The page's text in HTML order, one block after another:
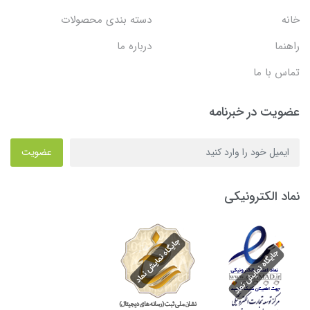
خانه
دسته بندی محصولات
راهنما
درباره ما
تماس با ما
عضویت در خبرنامه
عضویت
نماد الکترونیکی